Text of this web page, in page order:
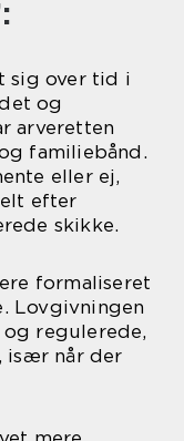
sig over tid i
og
arveretten
familiebånd.
eller ej,
efter
skikke.
formaliseret
Lovgivningen
regulerede,
især når der